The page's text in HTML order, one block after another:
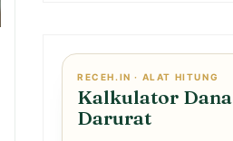
RECEH.IN · ALAT HITUNG
Kalkulator Dana
Darurat